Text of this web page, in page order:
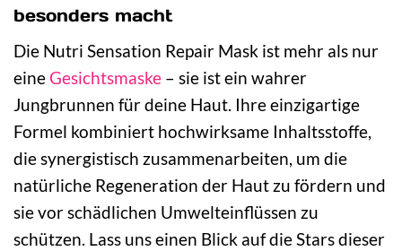
besonders macht
Die Nutri Sensation Repair Mask ist mehr als nur
eine Gesichtsmaske – sie ist ein wahrer
Jungbrunnen für deine Haut. Ihre einzigartige
Formel kombiniert hochwirksame Inhaltsstoffe,
die synergistisch zusammenarbeiten, um die
natürliche Regeneration der Haut zu fördern und
sie vor schädlichen Umwelteinflüssen zu
schützen. Lass uns einen Blick auf die Stars dieser